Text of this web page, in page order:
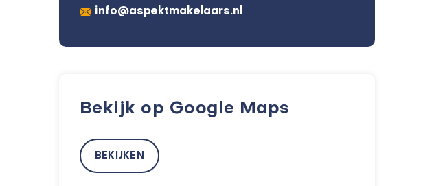
info@aspektmakelaars.nl
Bekijk op Google Maps
BEKIJKEN